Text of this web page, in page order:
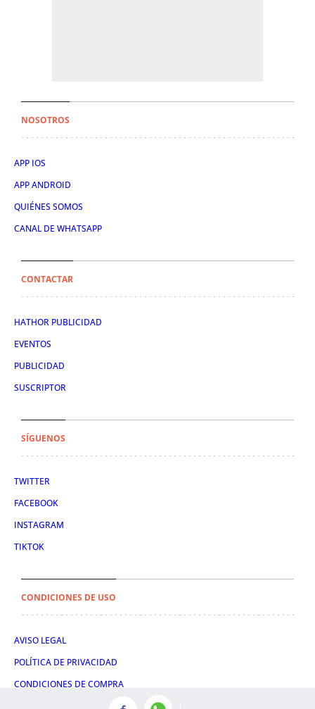
NOSOTROS
APP IOS
APP ANDROID
QUIÉNES SOMOS
CANAL DE WHATSAPP
CONTACTAR
HATHOR PUBLICIDAD
EVENTOS
PUBLICIDAD
SUSCRIPTOR
SÍGUENOS
TWITTER
FACEBOOK
INSTAGRAM
TIKTOK
CONDICIONES DE USO
AVISO LEGAL
POLÍTICA DE PRIVACIDAD
CONDICIONES DE COMPRA